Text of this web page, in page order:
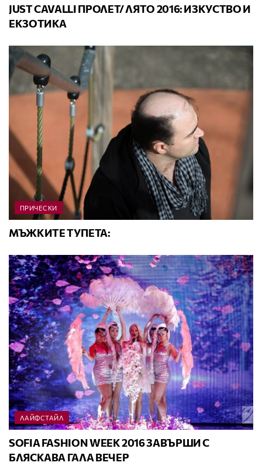
JUST CAVALLI ПРОЛЕТ/ ЛЯТО 2016: ИЗКУСТВО И
ЕКЗОТИКА
ПРИЧЕСКИ
МЪЖКИТЕ ТУПЕТА:
ЛАЙФСТАЙЛ
SOFIA FASHION WEEK 2016 ЗАВЪРШИ С
БЛЯСКАВА ГАЛА ВЕЧЕР